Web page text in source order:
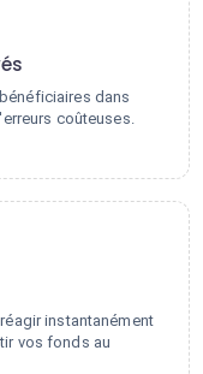
dans
coûteuses.
instantanément
vos fonds au